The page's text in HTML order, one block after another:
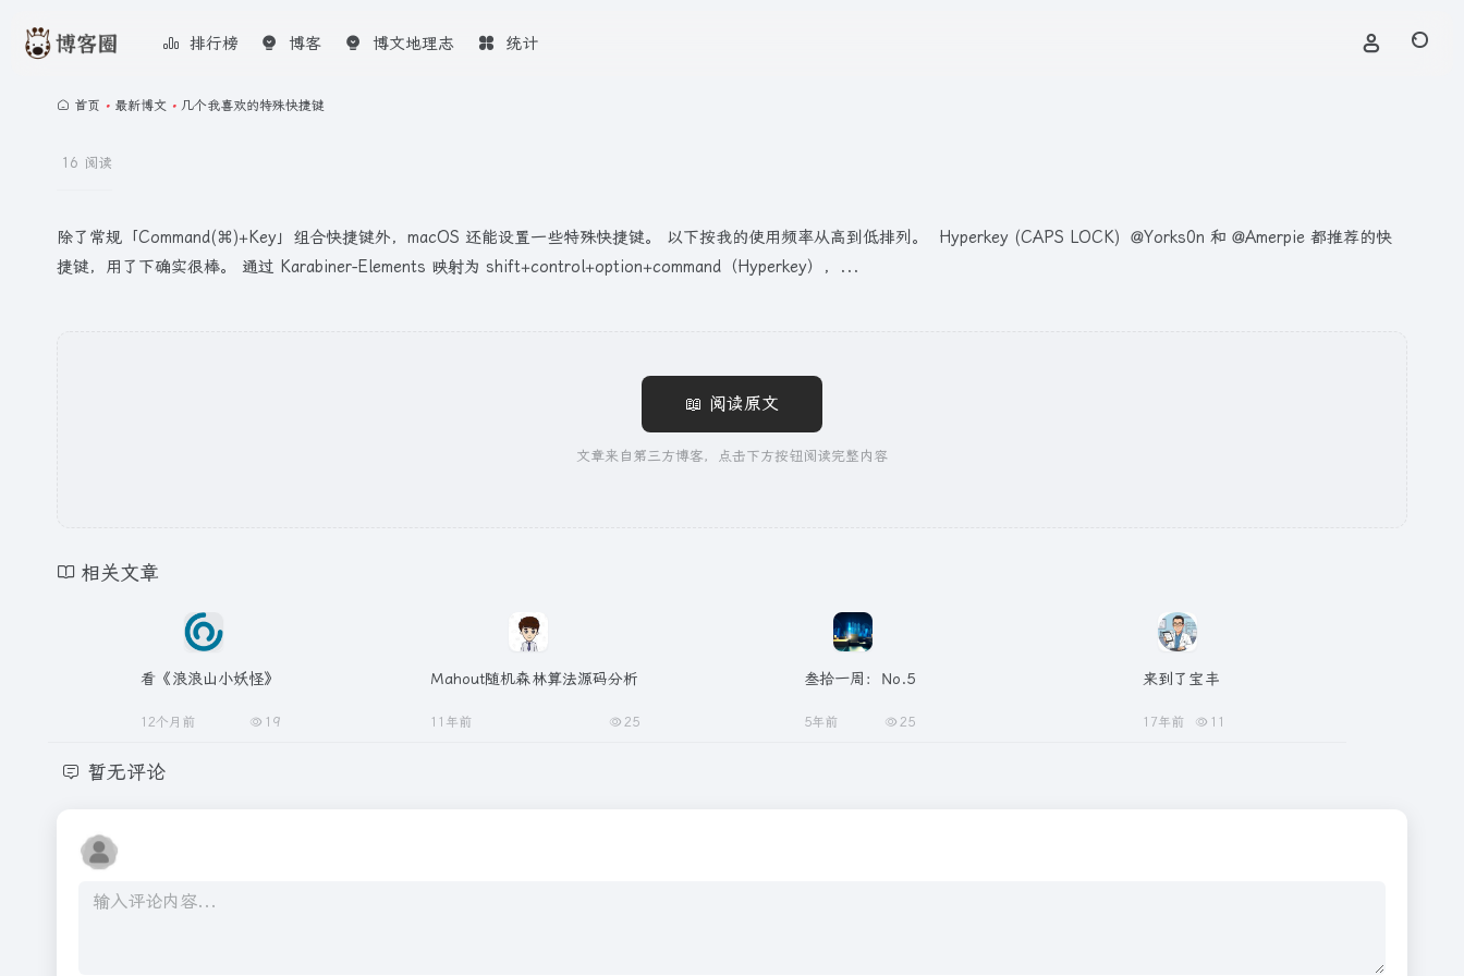
排行榜 博客 博文地理志 统计
首页 • 最新博文 • 几个我喜欢的特殊快捷键
16 阅读
除了常规「Command(⌘)+Key」组合快捷键外，macOS 还能设置一些特殊快捷键。 以下按我的使用频率从高到低排列。 Hyperkey (CAPS LOCK) @Yorks0n 和 @Amerpie 都推荐的快
捷键，用了下确实很棒。 通过 Karabiner-Elements 映射为 shift+control+option+command（Hyperkey），...
📖 阅读原文
文章来自第三方博客，点击下方按钮阅读完整内容
相关文章
看《浪浪山小妖怪》
12个月前 19
Mahout随机森林算法源码分析
11年前 25
叁拾一周：No.5
5年前 25
来到了宝丰
17年前 11
暂无评论